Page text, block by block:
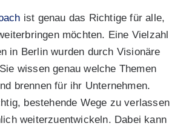
ist genau das Richtige für alle,
möchten. Eine Vielzahl
in Berlin wurden durch Visionäre
wissen genau welche Themen
brennen für ihr Unternehmen.
bestehende Wege zu verlassen
weiterzuentwickeln. Dabei kann